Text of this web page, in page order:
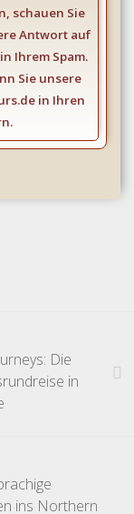
schauen Sie
Antwort auf
Ihrem Spam.
Sie unsere
in Ihren
Die
in
ins Northern